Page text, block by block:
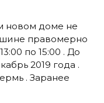
новом доме не
правомерно
по 15:00 . До
2019 года .
. Заранее